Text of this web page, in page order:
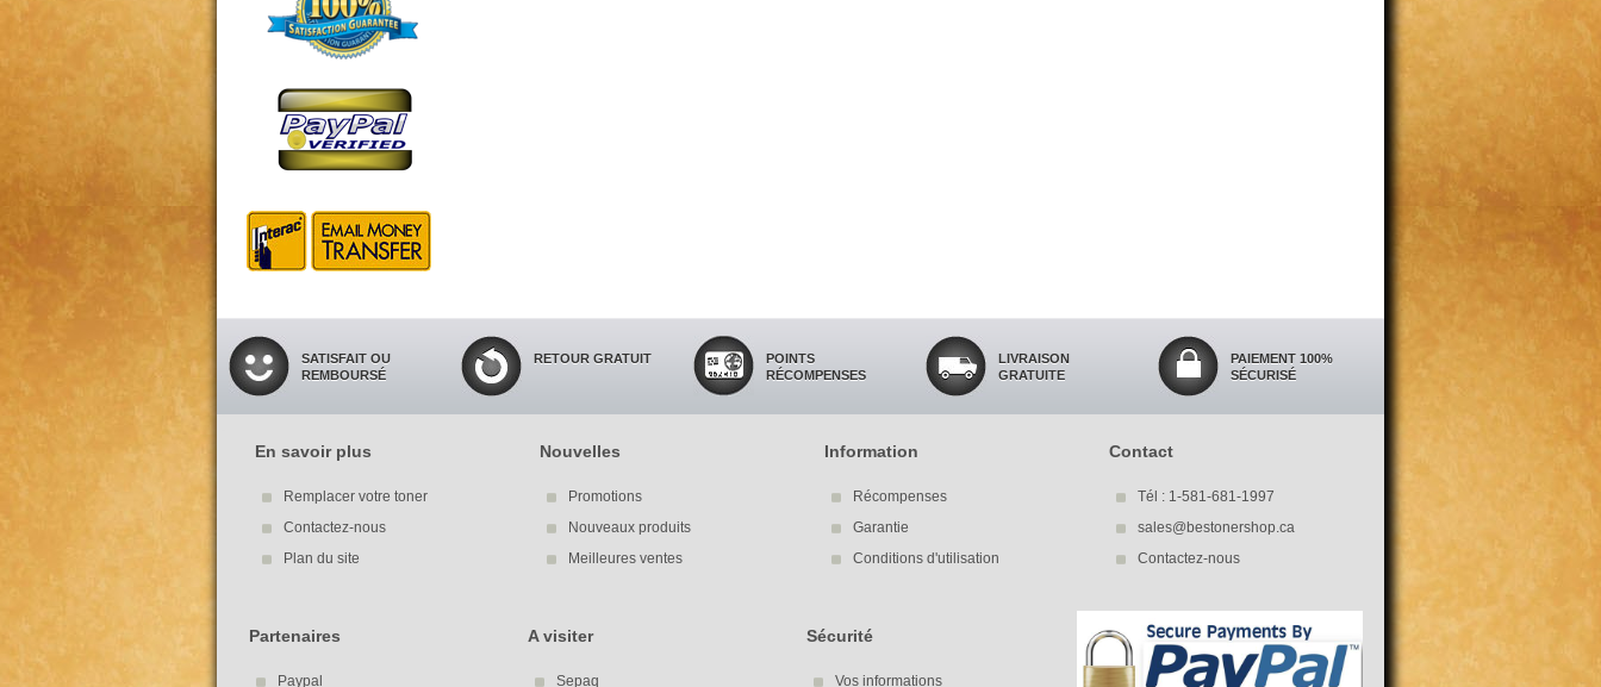
SATISFAIT OU
REMBOURSÉ
RETOUR GRATUIT
POINTS
RÉCOMPENSES
LIVRAISON
GRATUITE
PAIEMENT 100%
SÉCURISÉ
En savoir plus
Remplacer votre toner
Contactez-nous
Plan du site
Nouvelles
Promotions
Nouveaux produits
Meilleures ventes
Information
Récompenses
Garantie
Conditions d'utilisation
Contact
Tél : 1-581-681-1997
sales@bestonershop.ca
Contactez-nous
Partenaires
Paypal
A visiter
Sepaq
Sécurité
Vos informations